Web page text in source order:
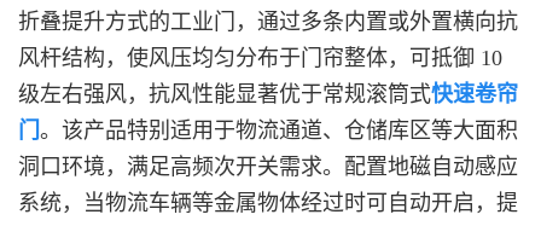
折叠提升方式的工业门，通过多条内置或外置横向抗
风杆结构，使风压均匀分布于门帘整体，可抵御 10
级左右强风，抗风性能显著优于常规滚筒式快速卷帘
门 。该产品特别适用于物流通道、仓储库区等大面积
洞口环境，满足高频次开关需求。配置地磁自动感应
系统，当物流车辆等金属物体经过时可自动开启，提